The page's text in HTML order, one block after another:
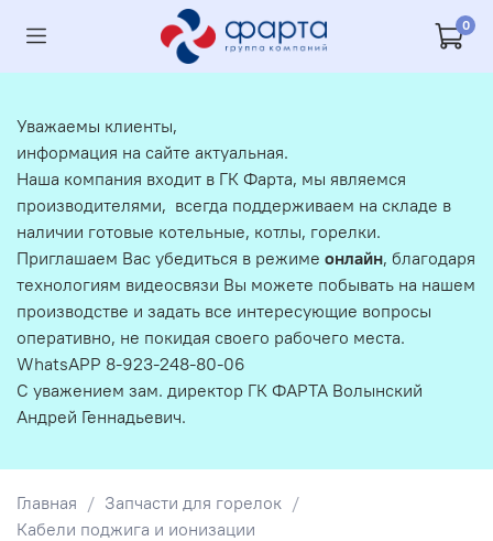
0
Главная
Запчасти для горелок
Кабели поджига и ионизации
Уважаемы клиенты,
информация на сайте актуальная.
Наша компания входит в ГК Фарта, мы являемся
производителями, всегда поддерживаем на складе в
наличии готовые котельные, котлы, горелки.
Приглашаем Вас убедиться в режиме онлайн, благодаря
технологиям видеосвязи Вы можете побывать на нашем
производстве и задать все интересующие вопросы
оперативно, не покидая своего рабочего места.
WhatsAPP 8-923-248-80-06
С уважением зам. директор ГК ФАРТА Волынский
Андрей Геннадьевич.